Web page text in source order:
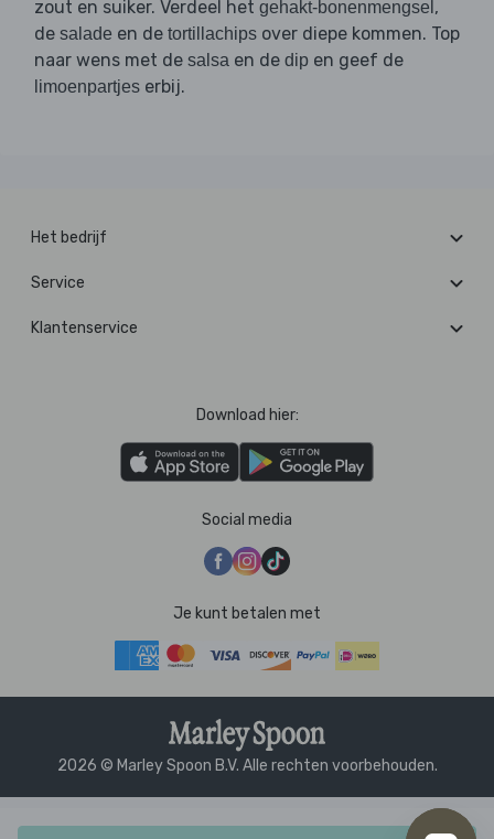
zout en suiker. Verdeel het gehakt-bonenmengsel ,
de salade en de tortillachips over diepe kommen. Top
naar wens met de salsa en de dip en geef de
limoenpartjes erbij.
Het bedrijf
Service
Klantenservice
Download hier:
Social media
Je kunt betalen met
2026 © Marley Spoon B.V. Alle rechten voorbehouden.